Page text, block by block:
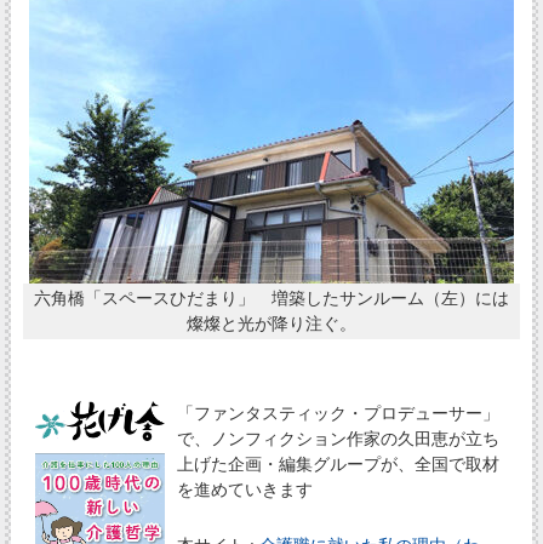
六角橋「スペースひだまり」 増築したサンルーム（左）には
燦燦と光が降り注ぐ。
「ファンタスティック・プロデューサー」
で、ノンフィクション作家の久田恵が立ち
上げた企画・編集グループが、全国で取材
を進めていきます